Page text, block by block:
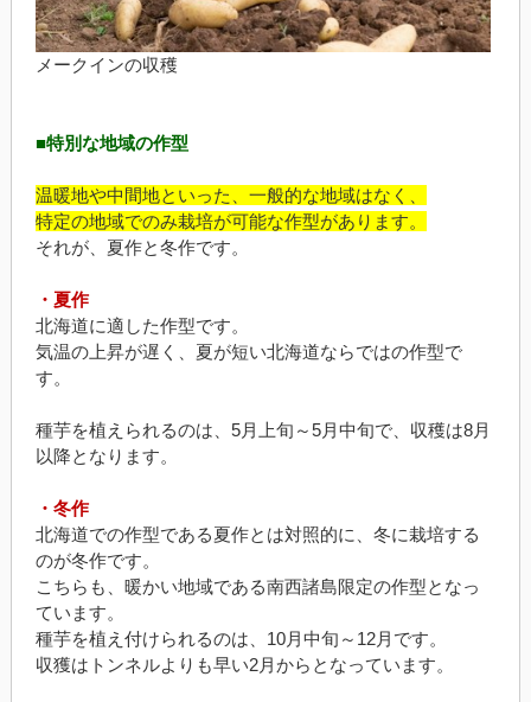
メークインの収穫
■特別な地域の作型
温暖地や中間地といった、一般的な地域はなく、
特定の地域でのみ栽培が可能な作型があります。
それが、夏作と冬作です。
・夏作
北海道に適した作型です。
気温の上昇が遅く、夏が短い北海道ならではの作型で
す。
種芋を植えられるのは、5月上旬～5月中旬で、収穫は8月
以降となります。
・冬作
北海道での作型である夏作とは対照的に、冬に栽培する
のが冬作です。
こちらも、暖かい地域である南西諸島限定の作型となっ
ています。
種芋を植え付けられるのは、10月中旬～12月です。
収獲はトンネルよりも早い2月からとなっています。